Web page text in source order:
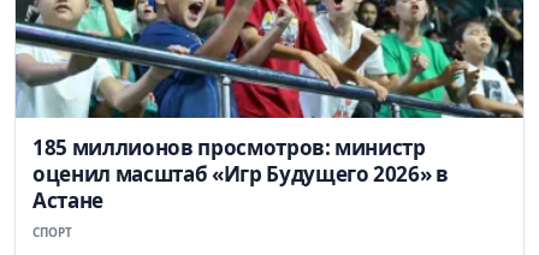
185 миллионов просмотров: министр
оценил масштаб «Игр Будущего 2026» в
Астане
СПОРТ